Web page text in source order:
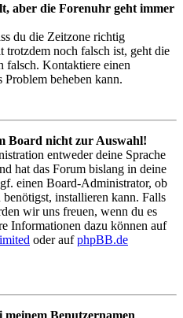
aber die Forenuhr geht immer
du die Zeitzone richtig
trotzdem noch falsch ist, geht die
falsch. Kontaktiere einen
beheben kann.
Board nicht zur Auswahl!
entweder deine Sprache
hat das Forum bislang in deine
einen Board-Administrator, ob
benötigst, installieren kann. Falls
wir uns freuen, wenn du es
Informationen dazu können auf
oder aufphpBB.de
Benutzernamen